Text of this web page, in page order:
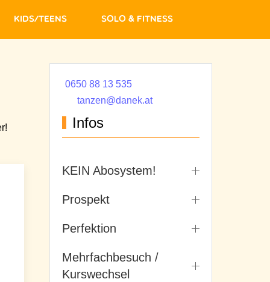
Kids/Teens Solo & Fitness
0650 88 13 535
tanzen@danek.at
Infos
KEIN Abosystem!
Prospekt
Perfektion
Mehrfachbesuch /
Kurswechsel